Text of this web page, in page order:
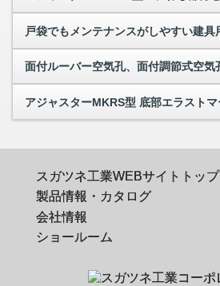
スガツネ工業WEBサイトトップ
製品情報・カタログ
会社情報
ショールーム